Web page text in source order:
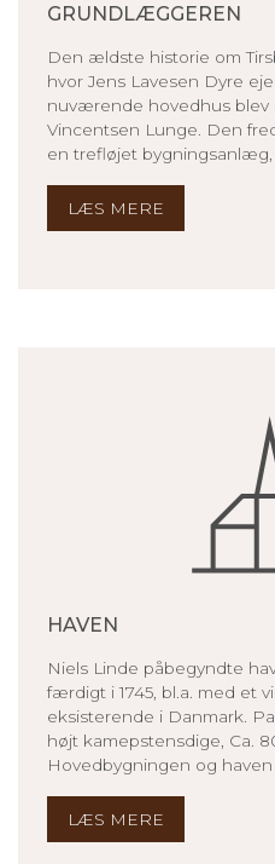
GRUNDLÆGGEREN
Den ældste historie om
hvor Jens Lavesen Dyre
nuværende hovedhus blev
Vincentsen Lunge. Den
en trefløjet bygningsanlæg,
LÆS MERE
HAVEN
Niels Linde påbegyndte
færdigt i 1745, bl.a. med et
eksisterende i Danmark.
højt kamepstensdige, Ca.
Hovedbygningen og haven
LÆS MERE